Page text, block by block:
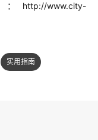
： http://www.city-
实用指南